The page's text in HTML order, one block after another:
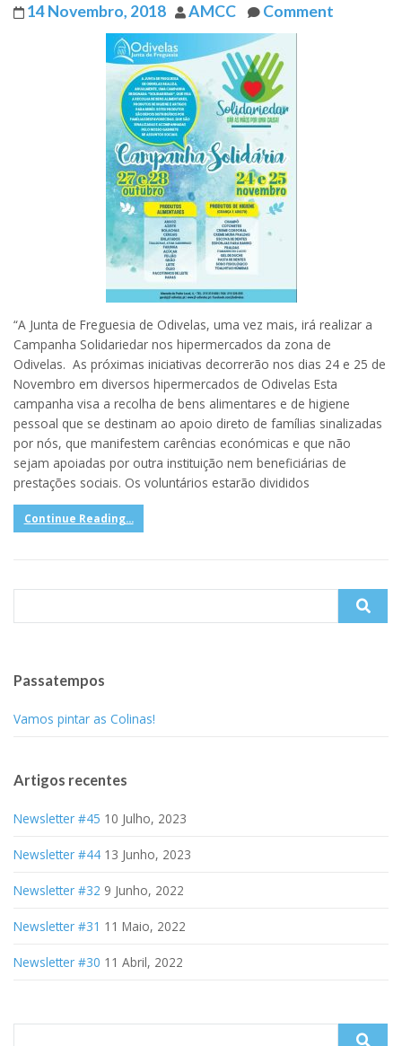
14 Novembro, 2018 AMCC Comment
“A Junta de Freguesia de Odivelas, uma vez mais, irá realizar a
Campanha Solidariedar nos hipermercados da zona de
Odivelas. As próximas iniciativas decorrerão nos dias 24 e 25 de
Novembro em diversos hipermercados de Odivelas Esta
campanha visa a recolha de bens alimentares e de higiene
pessoal que se destinam ao apoio direto de famílias sinalizadas
por nós, que manifestem carências económicas e que não
sejam apoiadas por outra instituição nem beneficiárias de
prestações sociais. Os voluntários estarão divididos
Continue Reading...
Passatempos
Vamos pintar as Colinas!
Artigos recentes
Newsletter #45 10 Julho, 2023
Newsletter #44 13 Junho, 2023
Newsletter #32 9 Junho, 2022
Newsletter #31 11 Maio, 2022
Newsletter #30 11 Abril, 2022